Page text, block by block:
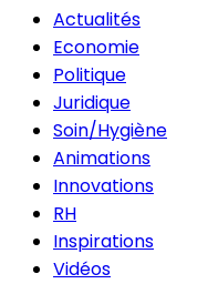
Actualités
Economie
Politique
Juridique
Soin/Hygiène
Animations
Innovations
RH
Inspirations
Vidéos